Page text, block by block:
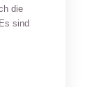
die
sind